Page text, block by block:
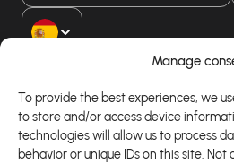
Manage
To provide the best experiences, we
to store and/or access device
technologies will allow us to process
behavior or unique IDs on this site.